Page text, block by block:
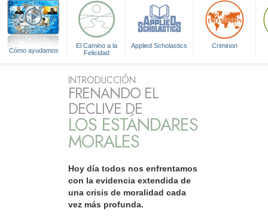
Cómo ayudamos
El Camino a la
Felicidad
Applied Scholastics Criminon
INTRODUCCIÓN
FRENANDO EL
DECLIVE DE
LOS ESTÁNDARES
MORALES
Hoy día todos nos enfrentamos
con la evidencia extendida de
una crisis de moralidad cada
vez más profunda.